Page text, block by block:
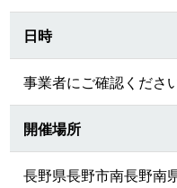
日時
事業者にご確認くださ
開催場所
長野県長野市南長野南